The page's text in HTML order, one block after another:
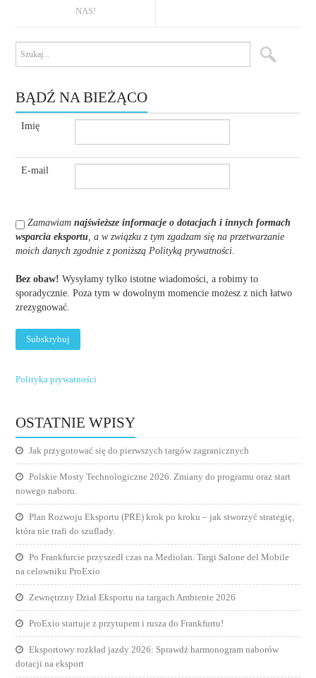
NAS!
BĄDŹ NA BIEŻĄCO
Imię
E-mail
Zamawiamnajświeższe informacje o dotacjach i innych formach
wsparcia eksportu , a w związku z tym zgadzam się na przetwarzanie
moich danych zgodnie z poniższą Polityką prywatności
Bez obaw! Wysyłamy tylko istotne wiadomości, a robimy to
sporadycznie. Poza tym w dowolnym momencie możesz z nich łatwo
zrezygnować.
Polityka prywatności
OSTATNIE WPISY
Jak przygotować się do pierwszych targów zagranicznych
Polskie Mosty Technologiczne 2026. Zmiany do programu oraz start
nowego naboru.
Plan Rozwoju Eksportu (PRE) krok po kroku – jak stworzyć strategię,
która nie trafi do szuflady.
Po Frankfurcie przyszedł czas na Mediolan. Targi Salone del Mobile
na celowniku ProExio
Zewnętrzny Dział Eksportu na targach Ambiente 2026
ProExio startuje z przytupem i rusza do Frankfurtu!
Eksportowy rozkład jazdy 2026: Sprawdź harmonogram naborów
dotacji na eksport